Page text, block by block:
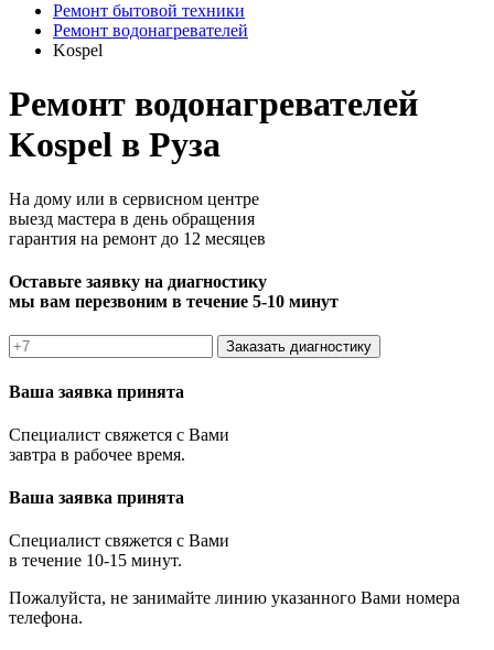
Ремонт бытовой техники
Ремонт водонагревателей
Kospel
Ремонт водонагревателей
Kospel в Руза
На дому или в сервисном центре
выезд мастера в день обращения
гарантия на ремонт до 12 месяцев
Оставьте заявку на диагностику
мы вам перезвоним в течение 5-10 минут
Заказать диагностику
Ваша заявка принята
Специалист свяжется с Вами
завтра в рабочее время.
Ваша заявка принята
Специалист свяжется с Вами
в течение 10-15 минут.
Пожалуйста, не занимайте линию указанного Вами номера
телефона.